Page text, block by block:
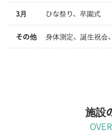
3月 ひな祭り、卒園式
その他 身体測定、誕生祝会
施設